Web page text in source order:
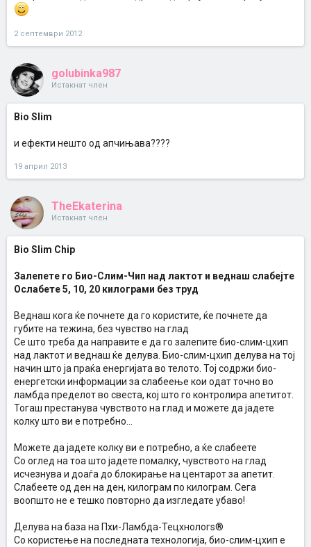
2 септември 2012
golubinka987
Истакнат член
Bio Slim
и ефекти нешто од апчињава????
19 април 2013
TheEkaterina
Истакнат член
Bio Slim Chip
Залепете го Био-Слим-Чип над лактот и веднаш слабејте
Ослабете 5, 10, 20 килограми без труд
Веднаш кога ќе почнете да го користите, ќе почнете да
губите на тежина, без чувство на глад
Се што треба да направите е да го залепите био-слим-цхип
над лактот и веднаш ќе делува. Био-слим-цхип делува на тој
начин што ја праќа енергијата во телото. Тој содржи био-
енергетски информации за слабеење кои одат точно во
ламбда пределот во свеста, кој што го контролира апетитот.
Тогаш престанува чувството на глад и можете да јадете
колку што ви е потребно...
Можете да јадете колку ви е потребно, а ќе слабеете
Со оглед на тоа што јадете помалку, чувството на глад
исчезнува и доаѓа до блокирање на центарот за апетит.
Слабеете од ден на ден, килограм по килограм. Сега
воопшто не е тешко повторно да изгледате убаво!
Делува на база на Пхи-Ламбда-Тецхнологѕ®
Со користење на последната технологија, био-слим-цхип е